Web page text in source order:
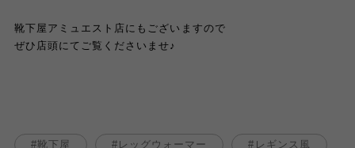
靴下屋アミュエスト店にもございますので
ぜひ店頭にてご覧くださいませ♪
靴下屋 レッグウォーマー レギンス風